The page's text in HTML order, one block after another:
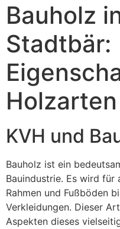
Bauholz
Stadtbär:
KVH und
Bauholz ist ein
Bauindustrie. Es wird für
Rahmen und Fußböden
Verkleidungen. Dieser
Aspekten dieses